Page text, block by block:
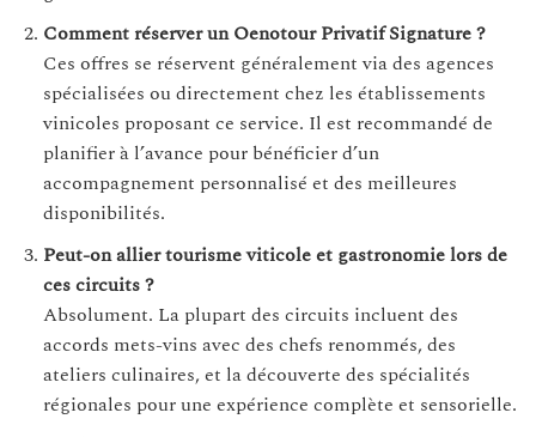
Comment réserver un Oenotour Privatif Signature ?
Ces offres se réservent généralement via des agences
spécialisées ou directement chez les établissements
vinicoles proposant ce service. Il est recommandé de
planifier à l’avance pour bénéficier d’un
accompagnement personnalisé et des meilleures
disponibilités.
Peut-on allier tourisme viticole et gastronomie lors de
ces circuits ?
Absolument. La plupart des circuits incluent des
accords mets-vins avec des chefs renommés, des
ateliers culinaires, et la découverte des spécialités
régionales pour une expérience complète et sensorielle.